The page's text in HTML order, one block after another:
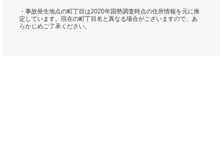
・事故発生地点の町丁目は2020年国勢調査時点の住所情報を元に推
定しています。現在の町丁目名と異なる場合がございますので、あ
らかじめご了承ください。